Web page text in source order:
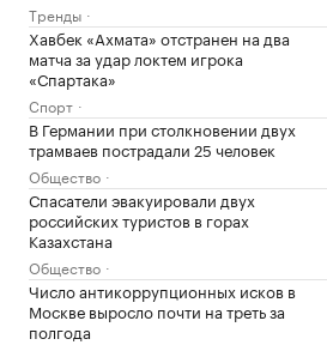
Тренды
Хавбек «Ахмата» отстранен на два
матча за удар локтем игрока
«Спартака»
Спорт
В Германии при столкновении двух
трамваев пострадали 25 человек
Общество
Спасатели эвакуировали двух
российских туристов в горах
Казахстана
Общество
Число антикоррупционных исков в
Москве выросло почти на треть за
полгода